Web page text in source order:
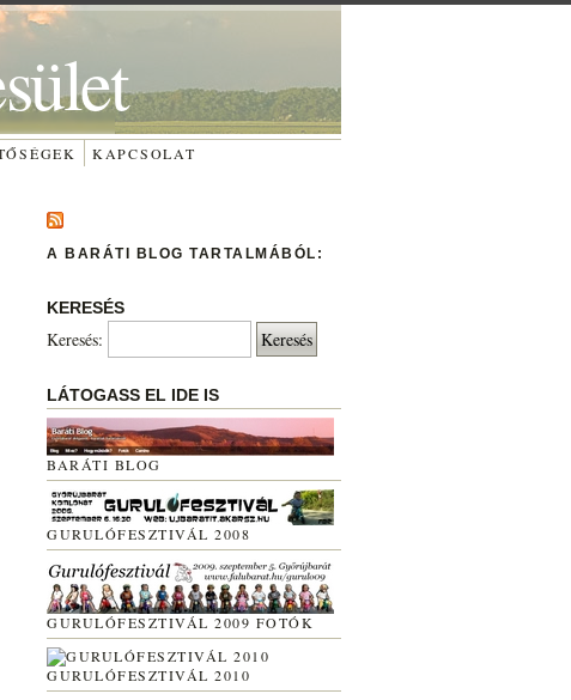
KAPCSOLAT
A BARÁTI BLOG TARTALMÁBÓL:
KERESÉS
Keresés:
LÁTOGASS EL IDE IS
BARÁTI BLOG
GURULÓFESZTIVÁL 2008
GURULÓFESZTIVÁL 2009 FOTÓK
GURULÓFESZTIVÁL 2010